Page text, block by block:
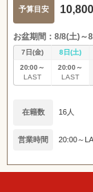
予算目安 10,800
お盆期間：8/8(土)～
7日(金) 8日(土)
20:00～
LAST
20:00～
LAST
在籍数 16人
営業時間 20:00～